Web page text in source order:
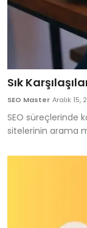
Sık
SEO Master Aralık 15,
SEO süreçlerinde
sitelerinin arama